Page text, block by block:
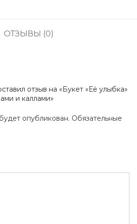
ОТЗЫВЫ (0)
отзыв на «Букет «Её улыбка»
и каллами»
опубликован. Обязательные